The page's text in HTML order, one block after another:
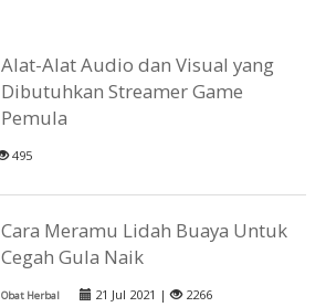
Alat-Alat Audio dan Visual yang
Dibutuhkan Streamer Game
Pemula
495
Cara Meramu Lidah Buaya Untuk
Cegah Gula Naik
Obat Herbal 21 Jul 2021 | 2266